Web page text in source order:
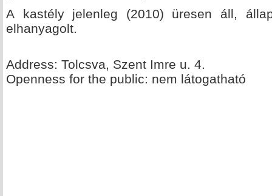
A kastély jelenleg (2010) üresen áll,
elhanyagolt.
Address: Tolcsva, Szent Imre u. 4.
Openness for the public: nem látogatható